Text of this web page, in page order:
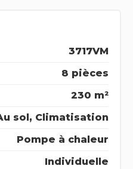
3717VM
8 pièces
230 m²
sol, Climatisation
Pompe à chaleur
Individuelle